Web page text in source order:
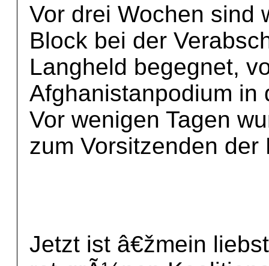
Vor drei Wochen sind
Block bei der
Langheld begegnet,
Afghanistanpodium in
Vor wenigen Tagen
zum Vorsitzenden der
Jetzt ist â€žmein